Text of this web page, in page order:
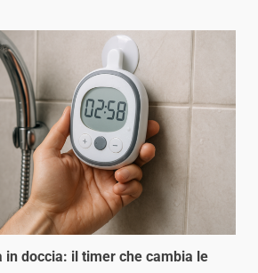
in doccia: il timer che cambia le